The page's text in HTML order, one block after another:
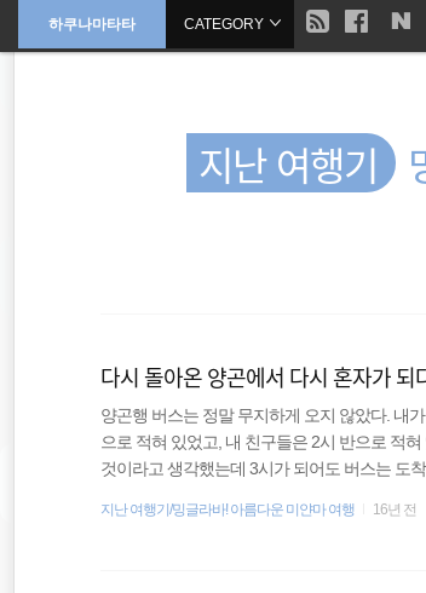
문
하쿠나마타타 현
CATEGORY
지난 여행기
다시 돌아온 양곤에서 다시 혼자가 되
양곤행 버스는 정말 무지하게 오지 않았다. 내
으로 적혀 있었고, 내 친구들은 2시 반으로 적
것이라고 생각했는데 3시가 되어도 버스는 도
보여달라고 하고는 버스에 태웠는데 문제는
지난 여행기/밍글라바! 아름다운 미얀마 여행 16년 전
검
세계여행
호주
해외여행